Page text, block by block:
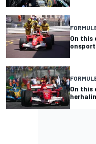
On this
On this